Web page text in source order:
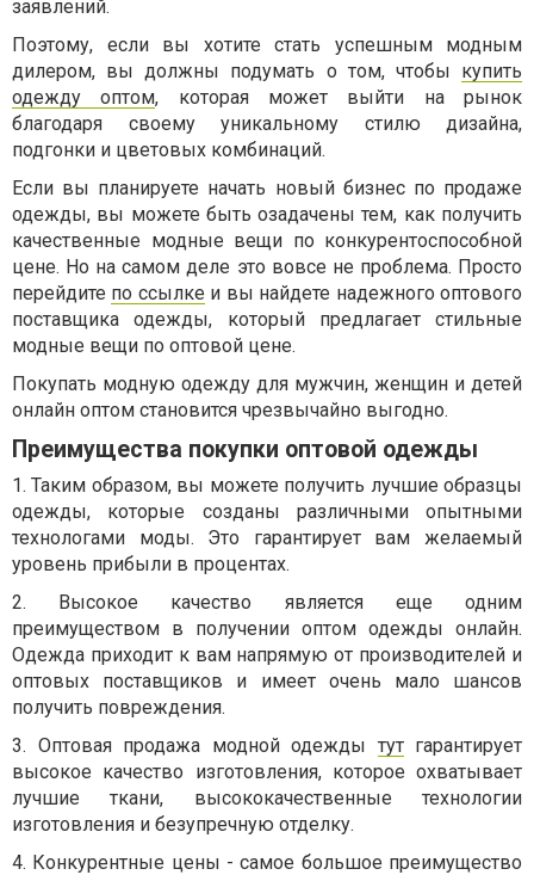
заявлений.
Поэтому, если вы хотите стать успешным модным
дилером, вы должны подумать о том, чтобы купить
одежду оптом, которая может выйти на рынок
благодаря своему уникальному стилю дизайна,
подгонки и цветовых комбинаций.
Если вы планируете начать новый бизнес по продаже
одежды, вы можете быть озадачены тем, как получить
качественные модные вещи по конкурентоспособной
цене. Но на самом деле это вовсе не проблема. Просто
перейдите по ссылке и вы найдете надежного оптового
поставщика одежды, который предлагает стильные
модные вещи по оптовой цене.
Покупать модную одежду для мужчин, женщин и детей
онлайн оптом становится чрезвычайно выгодно.
Преимущества покупки оптовой одежды
1. Таким образом, вы можете получить лучшие образцы
одежды, которые созданы различными опытными
технологами моды. Это гарантирует вам желаемый
уровень прибыли в процентах.
2. Высокое качество является еще одним
преимуществом в получении оптом одежды онлайн.
Одежда приходит к вам напрямую от производителей и
оптовых поставщиков и имеет очень мало шансов
получить повреждения.
3. Оптовая продажа модной одежды тутгарантирует
высокое качество изготовления, которое охватывает
лучшие ткани, высококачественные технологии
изготовления и безупречную отделку.
4. Конкурентные цены - самое большое преимущество